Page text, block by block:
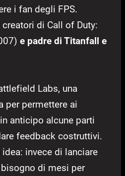
i fan degli FPS.
di Call of Duty:
e padre di Titanfall e
Labs, una
per permettere ai
anticipo alcune parti
feedback costruttivi.
invece di lanciare
di mesi per